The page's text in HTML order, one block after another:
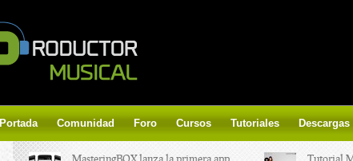
Portada Comunidad Foro Cursos Tutoriales Descargas